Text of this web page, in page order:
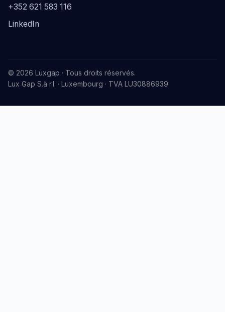
+352 621 583 116
LinkedIn
© 2026 Luxgap · Tous droits réservés.
Lux Gap S.à r.l. · Luxembourg · TVA LU30886939